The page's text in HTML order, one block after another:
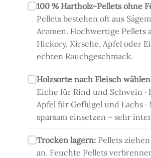
100 % Hartholz-Pellets ohne
Pellets bestehen oft aus
Aromen. Hochwertige Pellets
Hickory, Kirsche, Apfel oder
echten Rauchgeschmack.
Holzsorte nach Fleisch
Eiche für Rind und Schwein ·
Apfel für Geflügel und Lachs ·
sparsam einsetzen – sehr
Trocken lagern: Pellets
an. Feuchte Pellets